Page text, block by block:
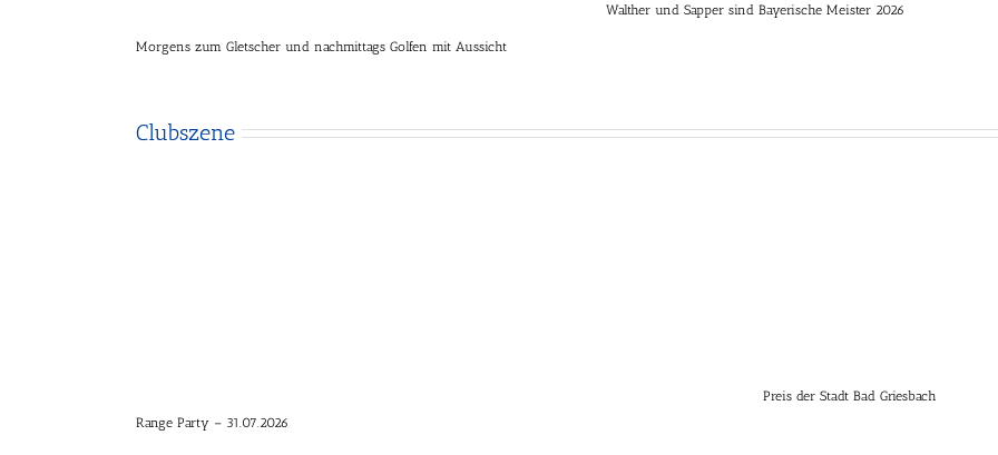
Morgens zum Gletscher und nachmittags Golfen mit Aussicht
Walther und Sapper sind Bayerische Meister 2026
Clubszene
Range Party – 31.07.2026
Preis der Stadt Bad Griesbach